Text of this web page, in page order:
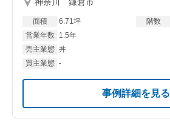
面積 6.71坪 階数
営業年数
1.5年
売主業態 丼
買主業態 -
事例詳細を見る